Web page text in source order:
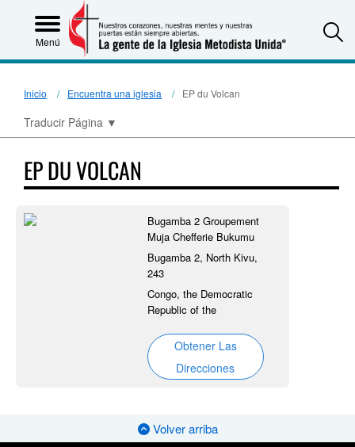
Menú
Inicio Encuentra una iglesia EP du Volcan
Traducir Página ▼
EP DU VOLCAN
Bugamba 2 Groupement
Muja Chefferie Bukumu
Bugamba 2, North Kivu,
243
Congo, the Democratic
Republic of the
Obtener Las
Direcciones
Volver arriba